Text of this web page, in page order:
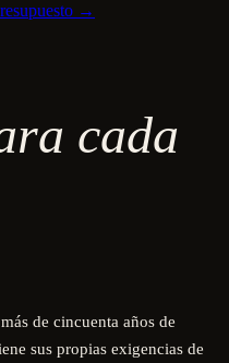
→
cada
de cincuenta años de
sus propias exigencias de